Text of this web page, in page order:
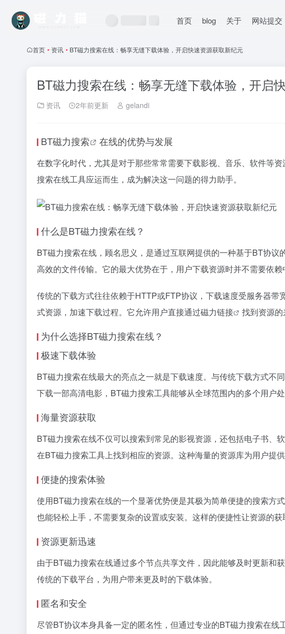
首页 blog 关于 网站提交
首页 • 资讯 • BT磁力搜索在线：畅享无缝下载体验，开启快速资源获取新纪元
BT磁力搜索在线：畅享无缝下载体验，开启
资讯 2年前更新 gelandi
BT磁力搜索 在线的优势与发展
在数字化时代，尤其是对于那些常常需要下载影视、音乐、软件等
搜索在线工具应运而生，成为解决这一问题的得力助手。
什么是BT磁力搜索在线？
BT磁力搜索在线，顾名思义，是通过互联网提供的一种基于BT协
高效的文件传输。它的最大优势在于，用户下载资源时并不需要依
传统的下载方式往往依赖于HTTP或FTP协议，下载速度受服务器
式资源，加速下载过程。它允许用户直接通过磁力链接 找到资源的
为什么选择BT磁力搜索在线？
极速下载体验
BT磁力搜索在线最大的亮点之一就是下载速度。与传统下载方式不
下载一部高清电影，BT磁力搜索工具能够从全球范围内的多个用户
海量资源获取
BT磁力搜索在线不仅可以搜索到常见的影视资源，还包括电子书、
在BT磁力搜索工具上找到相应的资源。这种海量的资源库为用户提
便捷的搜索体验
使用BT磁力搜索在线的一个显著优势便是其极为简单便捷的搜索方
也能轻松上手，不需要复杂的设置或安装。这样的便捷性让资源的获
资源更新迅速
由于BT磁力搜索在线通过多个节点共享文件，因此能够及时更新和
传统的下载平台，为用户带来更及时的下载体验。
匿名和安全
尽管BT协议本身具备一定的匿名性，但通过专业的BT磁力搜索在